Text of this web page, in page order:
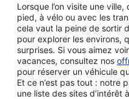
Lorsque l’on visite une
pied, à vélo ou avec les
cela vaut la peine de sortir
pour explorer les environs,
surprises. Si vous aimez
vacances, consultez nos
pour réserver un véhicule
Et ce n’est pas tout : notre
une liste des sites d’intérêt